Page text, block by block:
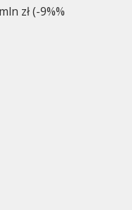
zł (-9%%